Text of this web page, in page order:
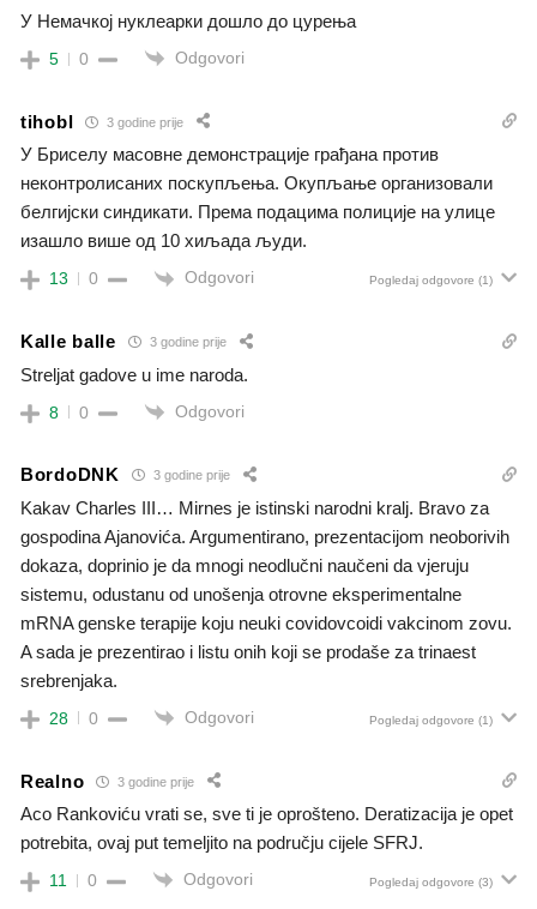
У Немачкој нуклеарки дошло до цурења
5 0 Odgovori
tihobl 3 godine prije
У Бриселу масовне демонстрације грађана против
неконтролисаних поскупљења. Окупљање организовали
белгијски синдикати. Према подацима полиције на улице
изашло више од 10 хиљада људи.
13 0 Odgovori Pogledaj odgovore (1)
Kalle balle 3 godine prije
Streljat gadove u ime naroda.
8 0 Odgovori
BordoDNK 3 godine prije
Kakav Charles III… Mirnes je istinski narodni kralj. Bravo za
gospodina Ajanovića. Argumentirano, prezentacijom neoborivih
dokaza, doprinio je da mnogi neodlučni naučeni da vjeruju
sistemu, odustanu od unošenja otrovne eksperimentalne
mRNA genske terapije koju neuki covidovcoidi vakcinom zovu.
A sada je prezentirao i listu onih koji se prodaše za trinaest
srebrenjaka.
28 0 Odgovori Pogledaj odgovore (1)
Realno 3 godine prije
Aco Rankoviću vrati se, sve ti je oprošteno. Deratizacija je opet
potrebita, ovaj put temeljito na području cijele SFRJ.
11 0 Odgovori Pogledaj odgovore (3)